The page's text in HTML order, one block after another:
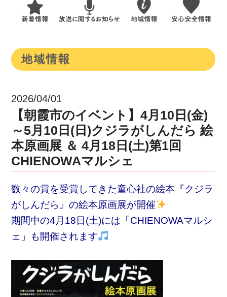
2026/04/01
【朝霞市のイベント】4月10日(金)
～5月10日(日)クジラがしんだら 絵
本原画展 ＆ 4月18日(土)第1回
CHIENOWAマルシェ
数々の賞を受賞してきた童心社の絵本『クジラ
がしんだら』の絵本原画展が開催
期間中の4月18日(土)には「CHIENOWAマルシ
ェ」も開催されます